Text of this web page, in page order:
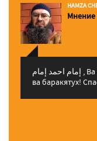
HAMZA
Мнение
إمام احمد إمام , Ва алейкум ассалам ва рахматуЛлахи
ва баракятух!